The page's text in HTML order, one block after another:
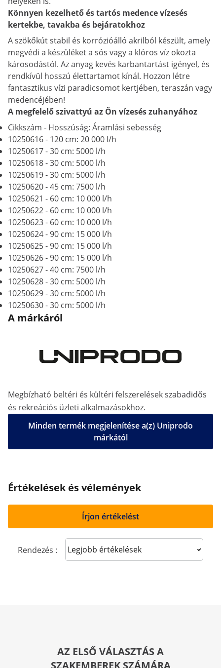
Könnyen kezelhető és tartós medence vízesés
kertekbe, tavakba és bejáratokhoz
A szökőkút stabil és korrózióálló akrilból készült, amely
megvédi a készüléket a sós vagy a klóros víz okozta
károsodástól. Az anyag kevés karbantartást igényel, és
rendkívül hosszú élettartamot kínál. Hozzon létre
fantasztikus vízi paradicsomot kertjében, teraszán vagy
medencéjében!
A megfelelő szivattyú az Ön vízesés zuhanyához
Cikkszám - Hosszúság: Áramlási sebesség
10250616 - 120 cm: 20 000 l/h
10250617 - 30 cm: 5000 l/h
10250618 - 30 cm: 5000 l/h
10250619 - 30 cm: 5000 l/h
10250620 - 45 cm: 7500 l/h
10250621 - 60 cm: 10 000 l/h
10250622 - 60 cm: 10 000 l/h
10250623 - 60 cm: 10 000 l/h
10250624 - 90 cm: 15 000 l/h
10250625 - 90 cm: 15 000 l/h
10250626 - 90 cm: 15 000 l/h
10250627 - 40 cm: 7500 l/h
10250628 - 30 cm: 5000 l/h
10250629 - 30 cm: 5000 l/h
10250630 - 30 cm: 5000 l/h
A márkáról
Megbízható beltéri és kültéri felszerelések szabadidős
és rekreációs üzleti alkalmazásokhoz.
Minden termék megjelenítése a(z) Uniprodo
márkától
Értékelések és vélemények
Írjon értékelést
Rendezés : Sort reviews
AZ ELSŐ VÁLASZTÁS A
SZAKEMBEREK SZÁMÁRA